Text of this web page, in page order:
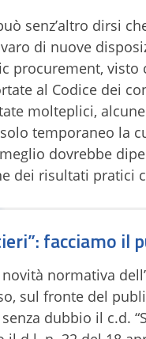
senz’altro dirsi
di nuove
procurement, visto
al Codice dei
molteplici,
temporaneo la
dovrebbe
dei risultati pratici
facciamo il
normativa
sul fronte del
dubbio il c.d.